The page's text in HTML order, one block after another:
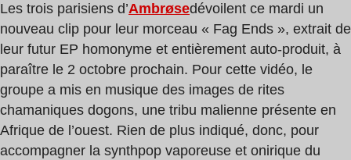
Les trois parisiens d’Ambrøsedévoilent ce mardi un
nouveau clip pour leur morceau « Fag Ends », extrait de
leur futur EP homonyme et entièrement auto-produit, à
paraître le 2 octobre prochain. Pour cette vidéo, le
groupe a mis en musique des images de rites
chamaniques dogons, une tribu malienne présente en
Afrique de l’ouest. Rien de plus indiqué, donc, pour
accompagner la synthpop vaporeuse et onirique du